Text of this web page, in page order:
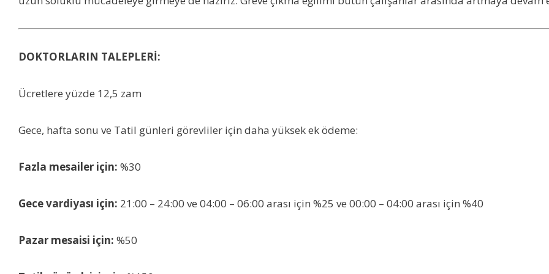
DOKTORLARIN TALEPLERİ:
Ücretlere yüzde 12,5 zam
Gece, hafta sonu ve Tatil günleri görevliler için daha yüksek ek ödeme:
Fazla mesailer için: %30
Gece vardiyası için: 21:00 – 24:00 ve 04:00 – 06:00 arası için %25 ve 00:00 – 04:00 arası için %40
Pazar mesaisi için: %50